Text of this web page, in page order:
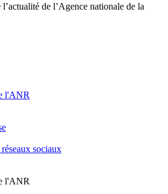
de l’Agence nationale de la
l'ANR
sociaux
l'ANR